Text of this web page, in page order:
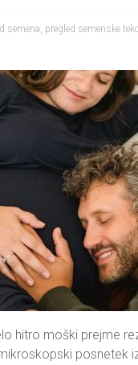
semena, pregled semenske
hitro moški prejme
posnetek